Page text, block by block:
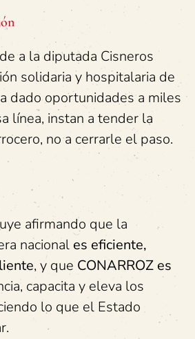
a la diputada Cisneros
solidaria y hospitalaria de
dado oportunidades a miles
línea, instan a tender la
no a cerrarle el paso.
afirmando que la
nacional es eficiente,
, y que CONARROZ es
capacita y eleva los
lo que el Estado